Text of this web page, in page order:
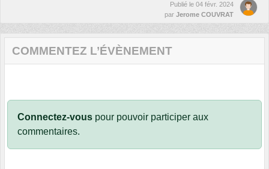
Publié le 04 févr. 2024
par Jerome COUVRAT
COMMENTEZ L’ÉVÈNEMENT
Connectez-vous pour pouvoir participer aux
commentaires.